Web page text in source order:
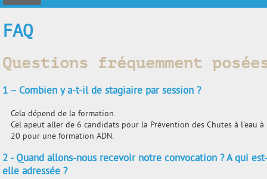
FAQ
Questions fréquemment
1 – Combien y a-t-il de stagiaire par session ?
Cela dépend de la formation.
Cel apeut aller de 6 candidats pour la Prévention des Chutes à l’eau à
20 pour une formation ADN.
2 - Quand allons-nous recevoir notre convocation ? A qui
elle adressée ?